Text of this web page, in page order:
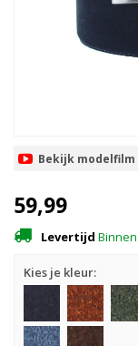
Bekijk modelfilm
59,99
Levertijd
Kies je kleur: